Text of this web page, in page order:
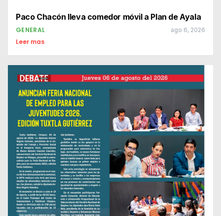
Paco Chacón lleva comedor móvil a Plan de Ayala
GENERAL ago 6, 2026
Leer mas